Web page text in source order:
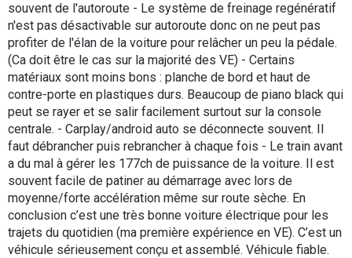
souvent de l'autoroute - Le système de freinage regénératif
n'est pas désactivable sur autoroute donc on ne peut pas
profiter de l'élan de la voiture pour relâcher un peu la pédale.
(Ca doit être le cas sur la majorité des VE) - Certains
matériaux sont moins bons : planche de bord et haut de
contre-porte en plastiques durs. Beaucoup de piano black qui
peut se rayer et se salir facilement surtout sur la console
centrale. - Carplay/android auto se déconnecte souvent. Il
faut débrancher puis rebrancher à chaque fois - Le train avant
a du mal à gérer les 177ch de puissance de la voiture. Il est
souvent facile de patiner au démarrage avec lors de
moyenne/forte accélération même sur route sèche. En
conclusion c’est une très bonne voiture électrique pour les
trajets du quotidien (ma première expérience en VE). C’est un
véhicule sérieusement conçu et assemblé. Véhicule fiable.